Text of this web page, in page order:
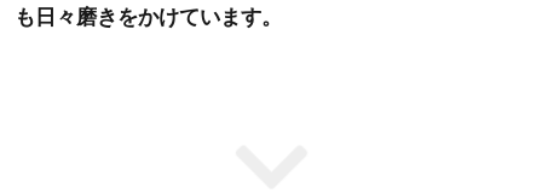
も日々磨きをかけています。